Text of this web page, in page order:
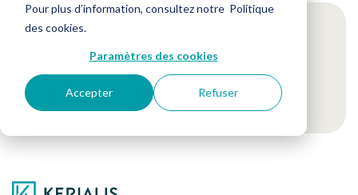
Pour plus d’information, consultez notre Politique
des cookies.
Paramètres des cookies
Accepter Refuser
Suivez-nous sur nos réseaux sociaux